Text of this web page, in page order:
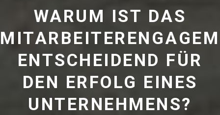
WARUM IST DAS
ENTSCHEIDEND FÜR
DEN ERFOLG EINES
UNTERNEHMENS?